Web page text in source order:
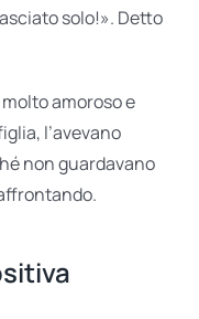
solo!». Detto
amoroso e
l’avevano
non guardavano